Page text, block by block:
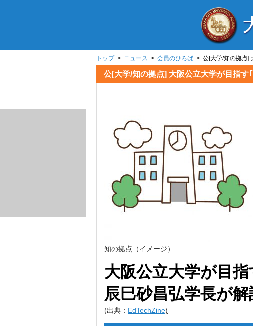
トップ> ニュース > 会員のひろば > 公[大学/知の拠点]
公[大学/知の拠点] 大阪公立大学が目指す
知の拠点（イメージ）
大阪公立大学が目
辰巳砂昌弘学長が
(出典： EdTechZine)